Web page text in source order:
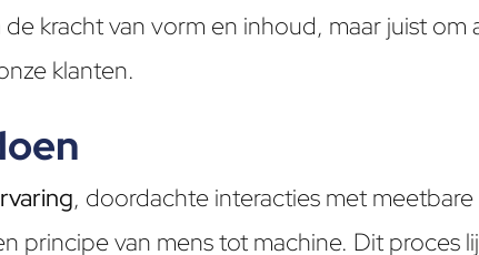
kracht van vorm en inhoud, maar juist
klanten.
, doordachte interacties met
principe van mens tot machine. Dit proces